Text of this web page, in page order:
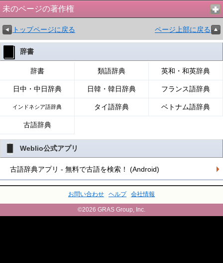
未のページの著作権
トップページに戻る ページ上部に戻る
辞書
辞書 類語辞典 英和・和英辞典
日中・中日辞典 日韓・韓日辞典 フランス語辞典
インドネシア語辞典 タイ語辞典 ベトナム語辞典
古語辞典
Weblio公式アプリ
古語辞典アプリ - 無料で古語を検索！ (Android)
お問い合わせ ヘルプ 会社情報
©2026 GRAS Group, Inc.